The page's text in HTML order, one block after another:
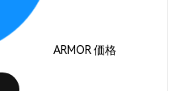
ARMOR 価格